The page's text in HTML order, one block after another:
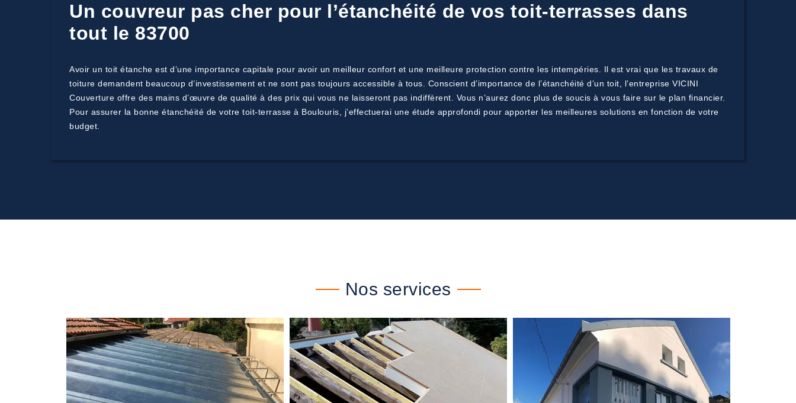
Un couvreur pas cher pour l’étanchéité de vos toit-terrasses dans
tout le 83700
Avoir un toit étanche est d’une importance capitale pour avoir un meilleur confort et une meilleure protection contre les intempéries. Il est vrai que les travaux de
toiture demandent beaucoup d’investissement et ne sont pas toujours accessible à tous. Conscient d’importance de l’étanchéité d’un toit, l’entreprise VICINI
Couverture offre des mains d’œuvre de qualité à des prix qui vous ne laisseront pas indiffèrent. Vous n’aurez donc plus de soucis à vous faire sur le plan financier.
Pour assurer la bonne étanchéité de votre toit-terrasse à Boulouris, j’effectuerai une étude approfondi pour apporter les meilleures solutions en fonction de votre
budget.
Nos services